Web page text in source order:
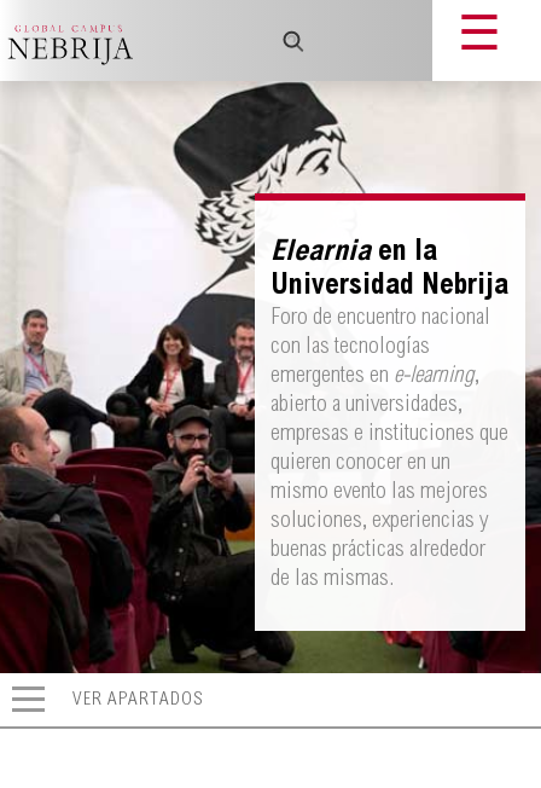
☰
Elearniaen la
Universidad Nebrija
Foro de encuentro nacional
con las tecnologías
emergentes en e-learning,
abierto a universidades,
empresas e instituciones que
quieren conocer en un
mismo evento las mejores
soluciones, experiencias y
buenas prácticas alrededor
de las mismas.
VER APARTADOS